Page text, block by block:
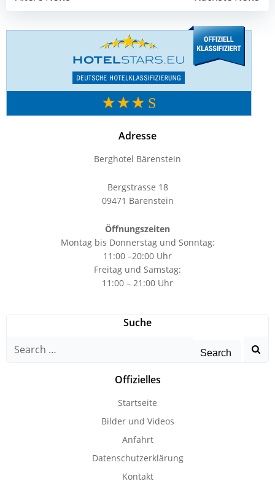
navigationnavigation
Adresse
Berghotel Bärenstein
Bergstrasse 18
09471 Bärenstein
Öffnungszeiten
Montag bis Donnerstag und Sonntag:
11:00 –20:00 Uhr
Freitag und Samstag:
11:00 – 21:00 Uhr
Suche
Search
Offizielles
Startseite
Bilder und Videos
Anfahrt
Datenschutzerklärung
Kontakt